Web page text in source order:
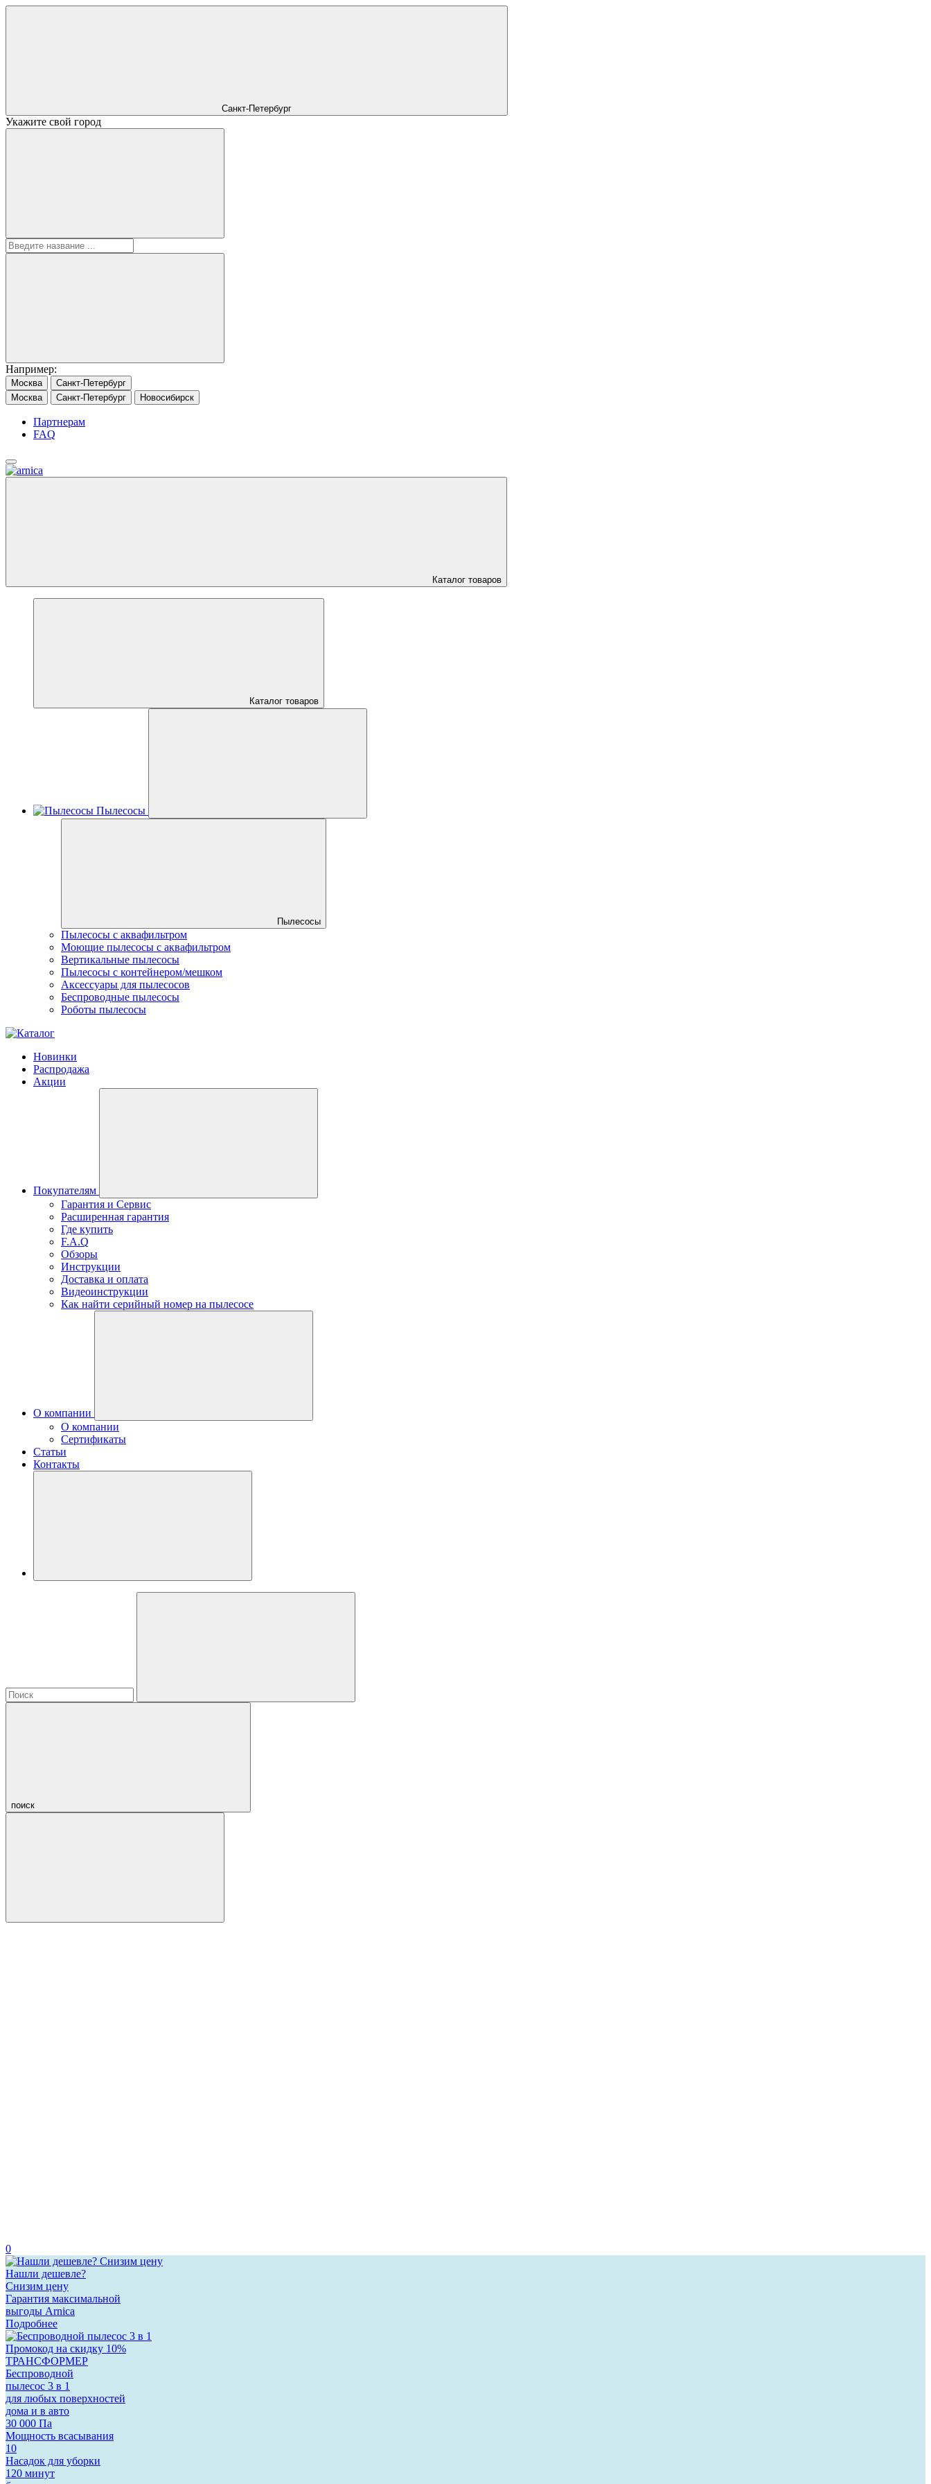
Санкт-Петербург
Укажите свой город
Например:
Москва
Санкт-Петербург
Москва
Санкт-Петербург Новосибирск
Партнерам
FAQ
Каталог товаров
Каталог товаров
Пылесосы
Пылесосы
Пылесосы с аквафильтром
Моющие пылесосы с аквафильтром
Вертикальные пылесосы
Пылесосы с контейнером/мешком
Аксессуары для пылесосов
Беспроводные пылесосы
Роботы пылесосы
Новинки
Распродажа
Акции
Покупателям
Гарантия и Сервис
Расширенная гарантия
Где купить
F.A.Q
Обзоры
Инструкции
Доставка и оплата
Видеоинструкции
Как найти серийный номер на пылесосе
О компании
О компании
Сертификаты
Статьи
Контакты
поиск
0
Нашли дешевле?
Снизим цену
Гарантия максимальной
выгоды Arnica
Подробнее
Промокод на скидку 10%
ТРАНСФОРМЕР
Беспроводной
пылесос 3 в 1
для любых поверхностей
дома и в авто
30 000 Па
Мощность всасывания
10
Насадок для уборки
120 минут